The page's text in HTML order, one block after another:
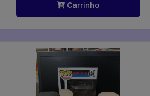
Carrinho